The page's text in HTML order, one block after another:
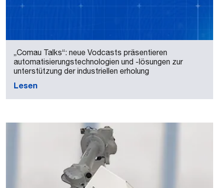
„Comau Talks“: neue Vodcasts präsentieren
automatisierungstechnologien und -lösungen zur
unterstützung der industriellen erholung
Lesen